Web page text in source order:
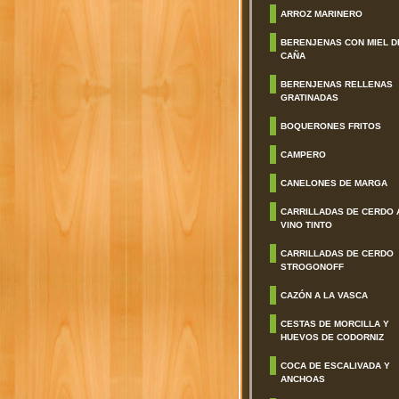
ARROZ MARINERO
BERENJENAS CON MIEL
CAÑA
BERENJENAS RELLENAS
GRATINADAS
BOQUERONES FRITOS
CAMPERO
CANELONES DE MARGA
CARRILLADAS DE CERDO
VINO TINTO
CARRILLADAS DE CERDO
STROGONOFF
CAZÓN A LA VASCA
CESTAS DE MORCILLA Y
HUEVOS DE CODORNIZ
COCA DE ESCALIVADA Y
ANCHOAS